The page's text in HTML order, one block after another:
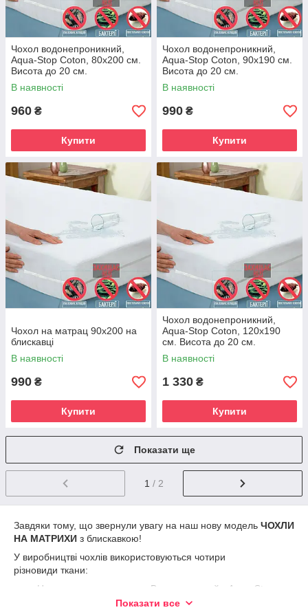
Чохол водонепроникний,
Aqua-Stop Coton, 80х200 см.
Висота до 20 см.
В наявності
960 ₴
Купити
Чохол водонепроникний,
Aqua-Stop Coton, 90х190 см.
Висота до 20 см.
В наявності
990 ₴
Купити
Чохол на матрац 90х200 на
блискавці
В наявності
990 ₴
Купити
Чохол водонепроникний,
Aqua-Stop Coton, 120х190
см. Висота до 20 см.
В наявності
1 330 ₴
Купити
Показати ще
1 / 2
Завдяки тому, що звернули увагу на наш нову модель ЧОХЛИ
НА МАТРИХИ з блискавкою!
У виробництві чохлів використовуються чотири
різновиди ткани:
Непромокальна тканина Верх махровий
Aqua-Stop
бавовна, основа поліуретанова
Показати все